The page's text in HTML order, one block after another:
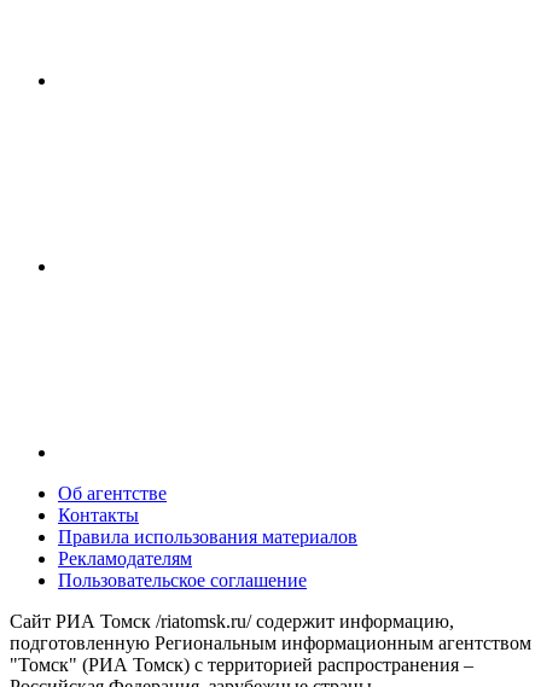
Об агентстве
Контакты
Правила использования материалов
Рекламодателям
Пользовательское соглашение
Сайт РИА Томск /riatomsk.ru/ содержит информацию,
подготовленную Региональным информационным агентством
"Томск" (РИА Томск) с территорией распространения –